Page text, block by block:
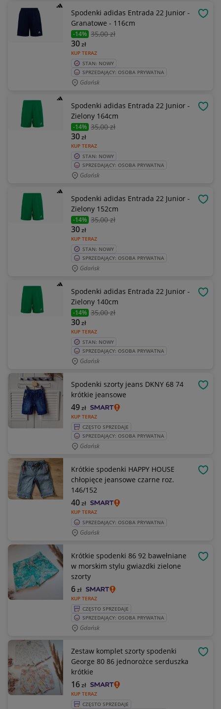
Spodenki adidas Entrada 22 Junior -
Granatowe - 116cm
-14% 35,00 zł
KUP TERAZ
30zł
STAN: NOWY
SPRZEDAJĄCY: OSOBA PRYWATNA
Gdańsk
Spodenki adidas Entrada 22 Junior -
Zielony 164cm
-14% 35,00 zł
KUP TERAZ
30zł
STAN: NOWY
SPRZEDAJĄCY: OSOBA PRYWATNA
Gdańsk
Spodenki adidas Entrada 22 Junior -
Zielony 152cm
-14% 35,00 zł
KUP TERAZ
30zł
STAN: NOWY
SPRZEDAJĄCY: OSOBA PRYWATNA
Gdańsk
Spodenki adidas Entrada 22 Junior -
Zielony 140cm
-14% 35,00 zł
KUP TERAZ
30zł
STAN: NOWY
SPRZEDAJĄCY: OSOBA PRYWATNA
Gdańsk
Spodenki szorty jeans DKNY 68 74
krótkie jeansowe
KUP TERAZ
49zł
CZĘSTO SPRZEDAJE
SPRZEDAJĄCY: OSOBA PRYWATNA
Gdańsk
Krótkie spodenki HAPPY HOUSE
chłopięce jeansowe czarne roz.
146/152
KUP TERAZ
40zł
SPRZEDAJĄCY: OSOBA PRYWATNA
Gdańsk
Krótkie spodenki 86 92 bawełniane
w morskim stylu gwiazdki zielone
szorty
KUP TERAZ
6zł
CZĘSTO SPRZEDAJE
SPRZEDAJĄCY: OSOBA PRYWATNA
Gdańsk
Zestaw komplet szorty spodenki
George 80 86 jednorożce serduszka
krótkie
KUP TERAZ
16zł
CZĘSTO SPRZEDAJE